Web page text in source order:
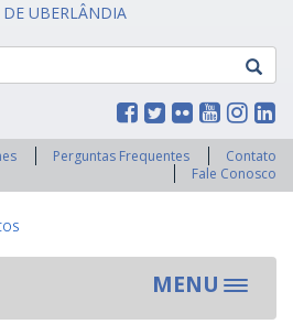
UBERLÂNDIA
Perguntas Frequentes
Contato
Fale Conosco
MENU
Toggle